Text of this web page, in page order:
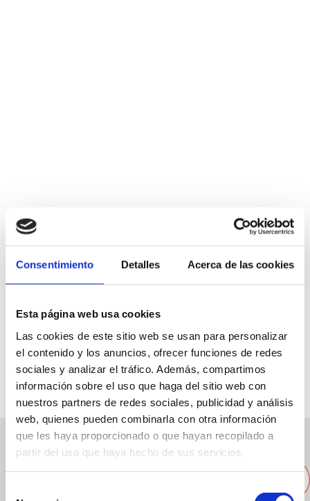
Consentimiento Detalles Acerca de las cookies
Esta página web usa cookies
Las cookies de este sitio web se usan para personalizar
el contenido y los anuncios, ofrecer funciones de redes
sociales y analizar el tráfico. Además, compartimos
información sobre el uso que haga del sitio web con
nuestros partners de redes sociales, publicidad y análisis
web, quienes pueden combinarla con otra información
que les haya proporcionado o que hayan recopilado a
partir del uso que haya hecho de sus servicios.
Web
Otras empresas cercanas